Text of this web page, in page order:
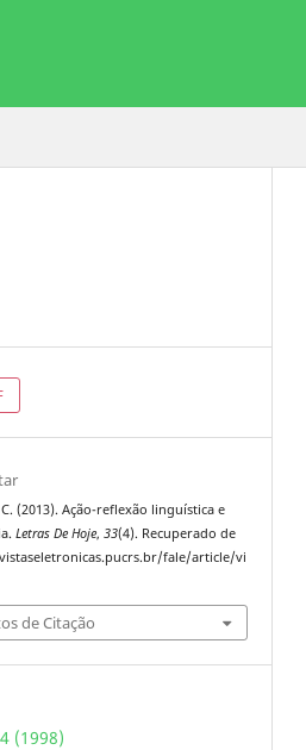
(2013). Ação-reflexão linguística e
Letras De Hoje,33(4). Recuperado de
fale/article/vi
de Citação
(1998)